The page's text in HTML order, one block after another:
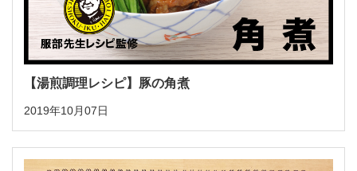
【湯煎調理レシピ】豚の角煮
2019年10月07日